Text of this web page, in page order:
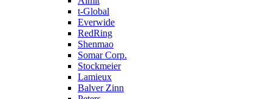
t-Global
Everwide
RedRing
Shenmao
Somar Corp.
Stockmeier
Lamieux
Balver Zinn